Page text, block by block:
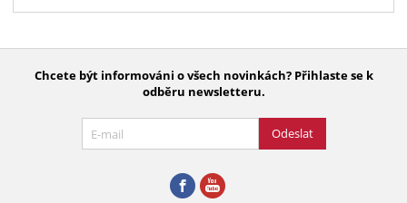
Chcete být informováni o všech novinkách? Přihlaste se k
odběru newsletteru.
Odeslat